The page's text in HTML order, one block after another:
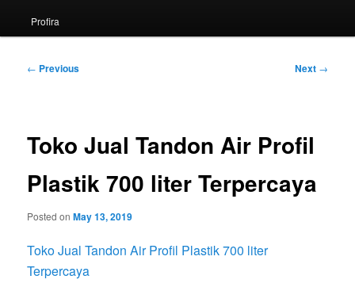
Profira
Post
← Previous Next →
Toko Jual Tandon Air Profil
Plastik 700 liter Terpercaya
Posted onMay 13, 2019
Toko Jual Tandon Air Profil Plastik 700 liter
Terpercaya